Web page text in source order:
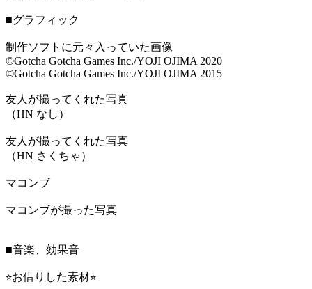
■グラフィック
制作ソフトに元々入っていた画像
©Gotcha Gotcha Games Inc./YOJI OJIMA 2020
©Gotcha Gotcha Games Inc./YOJI OJIMA 2015
友人が撮ってくれた写真
（HN なし）
友人が撮ってくれた写真
（HN さくちゃ）
マコンブ
マコンブが撮った写真
■音楽、効果音
⭐︎お借りした素材⭐︎